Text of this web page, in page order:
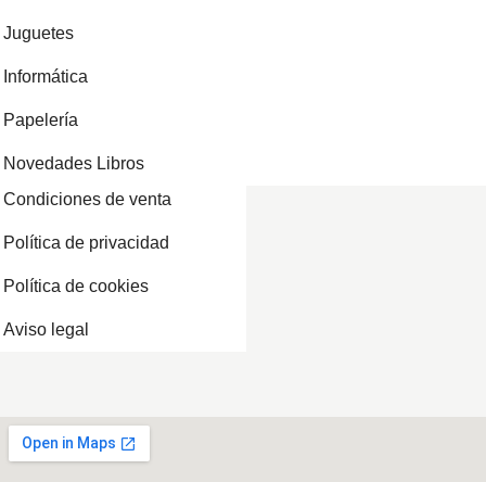
Juguetes
Informática
Papelería
Novedades Libros
Condiciones de venta
Política de privacidad
Política de cookies
Aviso legal